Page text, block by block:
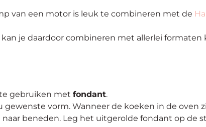
van een motor is leuk te combineren met de
je daardoor combineren met allerlei
gebruiken met fondant.
gewenste vorm. Wanneer de koeken in de
beneden. Leg het uitgerolde fondant op de